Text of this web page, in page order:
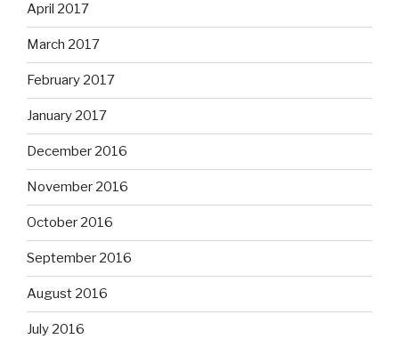
April 2017
March 2017
February 2017
January 2017
December 2016
November 2016
October 2016
September 2016
August 2016
July 2016